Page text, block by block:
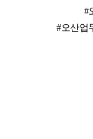
#
#오산업